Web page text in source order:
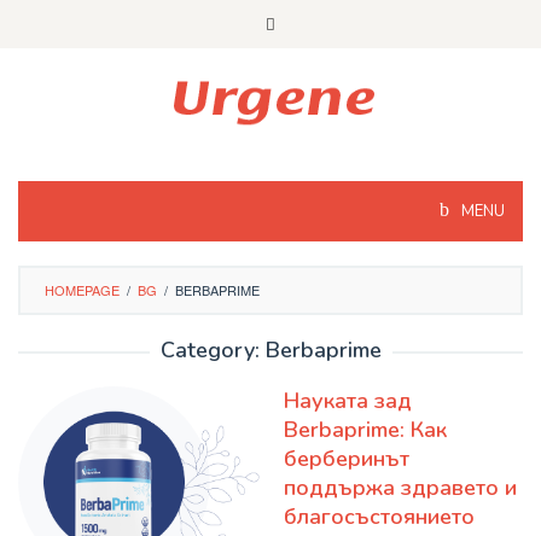
MENU
HOMEPAGE / BG / BERBAPRIME
Category: Berbaprime
Науката зад
Berbaprime: Как
берберинът
поддържа здравето и
благосъстоянието